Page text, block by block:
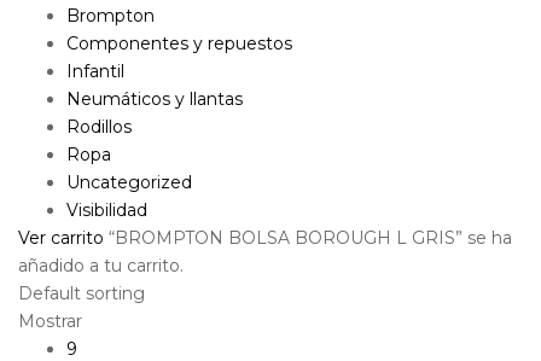
Brompton
Componentes y repuestos
Infantil
Neumáticos y llantas
Rodillos
Ropa
Uncategorized
Visibilidad
Ver carrito “BROMPTON BOLSA BOROUGH L GRIS” se ha
añadido a tu carrito.
Default sorting
Mostrar
9